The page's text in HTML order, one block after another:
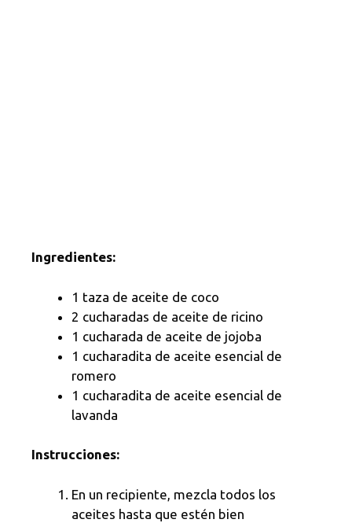
Ingredientes:
1 taza de aceite de coco
2 cucharadas de aceite de ricino
1 cucharada de aceite de jojoba
1 cucharadita de aceite esencial de
romero
1 cucharadita de aceite esencial de
lavanda
Instrucciones:
En un recipiente, mezcla todos los
aceites hasta que estén bien